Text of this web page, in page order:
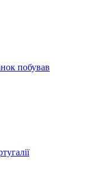
побував